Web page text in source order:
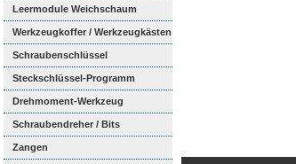
Weichschaumeinl...
Leermodule Weichschaum
Werkzeugkoffer / Werkzeugkästen
Schraubenschlüssel
Steckschlüssel-Programm
Drehmoment-Werkzeug
Schraubendreher / Bits
Zangen